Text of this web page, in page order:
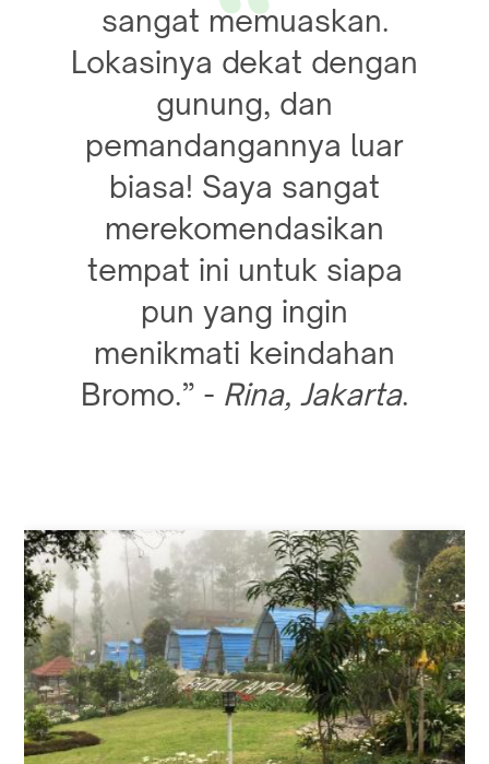
sangat memuaskan.
Lokasinya dekat dengan
gunung, dan
pemandangannya luar
biasa! Saya sangat
merekomendasikan
tempat ini untuk siapa
pun yang ingin
menikmati keindahan
Bromo.” - Rina, Jakarta.